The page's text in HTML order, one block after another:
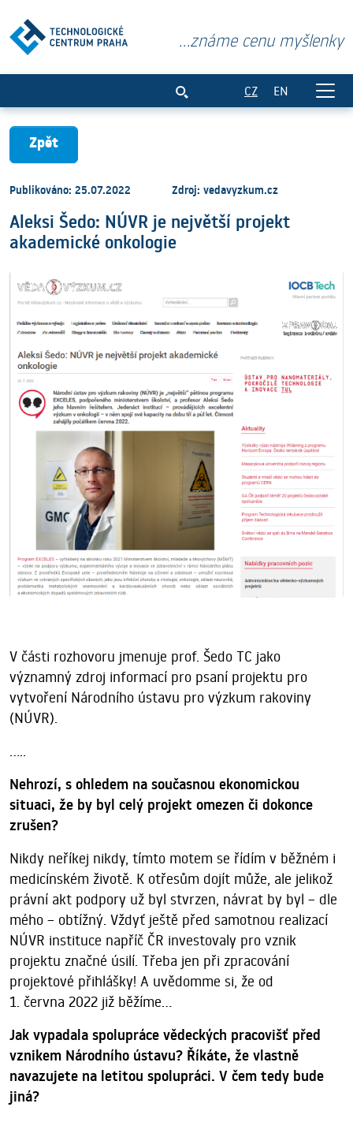
...známe cenu myšlenky
CZ EN
Zpět
Publikováno: 25.07.2022 Zdroj: vedavyzkum.cz
Aleksi Šedo: NÚVR je největší projekt
akademické onkologie
V části rozhovoru jmenuje prof. Šedo TC jako
významný zdroj informací pro psaní projektu pro
vytvoření Národního ústavu pro výzkum rakoviny
(NÚVR).
Nehrozí, s ohledem na současnou ekonomickou
situaci, že by byl celý projekt omezen či dokonce
zrušen?
Nikdy neříkej nikdy, tímto motem se řídím v běžném i
medicínském životě. K otřesům dojít může, ale jelikož
právní akt podpory už byl stvrzen, návrat by byl – dle
mého – obtížný. Vždyť ještě před samotnou realizací
NÚVR instituce napříč ČR investovaly pro vznik
projektu značné úsilí. Třeba jen při zpracování
projektové přihlášky! A uvědomme si, že od
1. června 2022 již běžíme…
Jak vypadala spolupráce vědeckých pracovišť před
vznikem Národního ústavu? Říkáte, že vlastně
navazujete na letitou spolupráci. V čem tedy bude
jiná?